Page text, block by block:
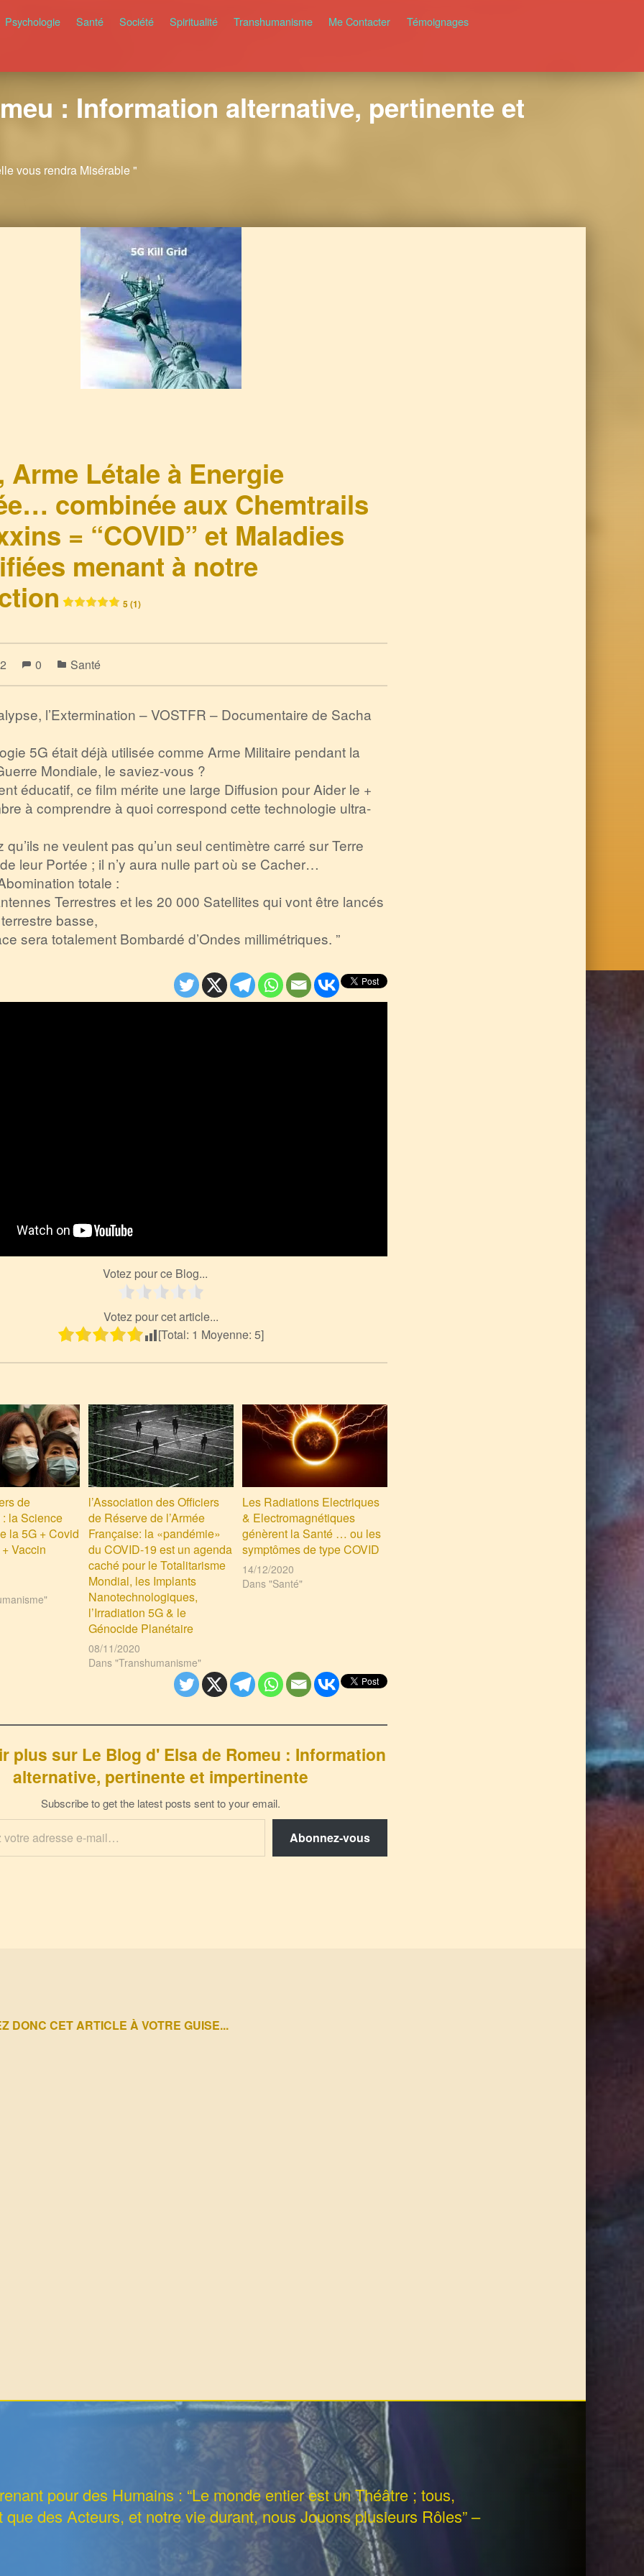
Psychologie Santé Société Spiritualité Transhumanisme Me Contacter Témoignages
: Information alternative, pertinente et
vous rendra Misérable "
Arme Létale à Energie
combinée aux Chemtrails
= “COVID” et Maladies
menant à notre
5 (1)
0 Santé
l’Extermination – VOSTFR – Documentaire de Sacha
5G était déjà utilisée comme Arme Militaire pendant la
Mondiale, le saviez-vous ?
éducatif, ce film mérite une large Diffusion pour Aider le +
à comprendre à quoi correspond cette technologie ultra-
qu’ils ne veulent pas qu’un seul centimètre carré sur Terre
leur Portée ; il n’y aura nulle part où se Cacher…
totale :
Terrestres et les 20 000 Satellites qui vont être lancés
basse,
sera totalement Bombardé d’Ondes millimétriques. ”
Votez pour ce Blog...
Votez pour cet article...
[Total: 1 Moyenne:5]
de
: la Science
la 5G + Covid
Vaccin
l’Association des Officiers
de Réserve de l’Armée
Française: la «pandémie»
du COVID-19 est un agenda
caché pour le Totalitarisme
Mondial, les Implants
Nanotechnologiques,
l’Irradiation 5G & le
Génocide Planétaire
08/11/2020
Dans "Transhumanisme"
Les Radiations Electriques
& Electromagnétiques
génèrent la Santé … ou les
symptômes de type COVID
14/12/2020
Dans "Santé"
plus sur Le Blog d' Elsa de Romeu : Information
alternative, pertinente et impertinente
Subscribe to get the latest posts sent to your email.
Abonnez-vous
DONC CET ARTICLE À VOTRE GUISE...
pour des Humains : “Le monde entier est un Théâtre ; tous,
que des Acteurs, et notre vie durant, nous Jouons plusieurs Rôles” –